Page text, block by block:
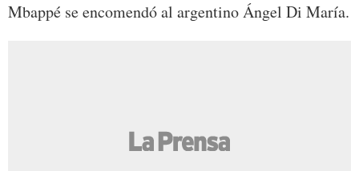
Mbappé se encomendó al argentino Ángel Di María.